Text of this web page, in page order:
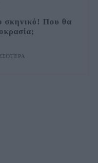
σκηνικό! Που θα